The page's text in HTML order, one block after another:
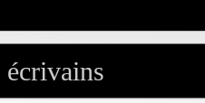
écrivains